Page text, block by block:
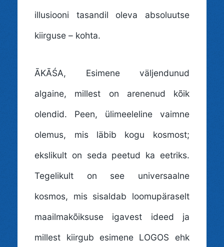
illusiooni tasandil oleva absoluutse
kiirguse – kohta.
ĀKĀŚA, Esimene väljendunud
algaine, millest on arenenud kõik
olendid. Peen, ülimeeleline vaimne
olemus, mis läbib kogu kosmost;
ekslikult on seda peetud ka eetriks.
Tegelikult on see universaalne
kosmos, mis sisaldab loomupäraselt
maailmakõiksuse igavest ideed ja
millest kiirgub esimene LOGOS ehk